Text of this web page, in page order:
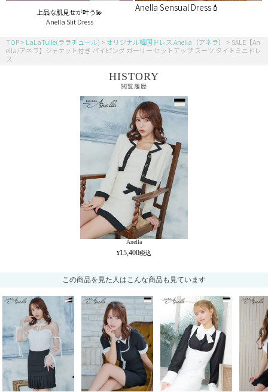
上品な肌見せが叶う💫
Anella Slit Dress
Anella Sensual Dress💄
TOP LaLaTulle(ララチュール) オリジナル韓国ドレス Anella（アネラ）
SALE【An
ella/アネラ】ジャケット付き パイピング ガーリー セットアップ スーツ タイトミニドレ
ス
HISTORY
閲覧履歴
Anella
15,400
この商品を見た人はこんな商品も見ています